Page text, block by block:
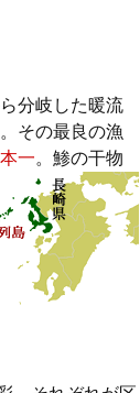
分岐した暖流
。その最良の漁
一。 鯵の干物